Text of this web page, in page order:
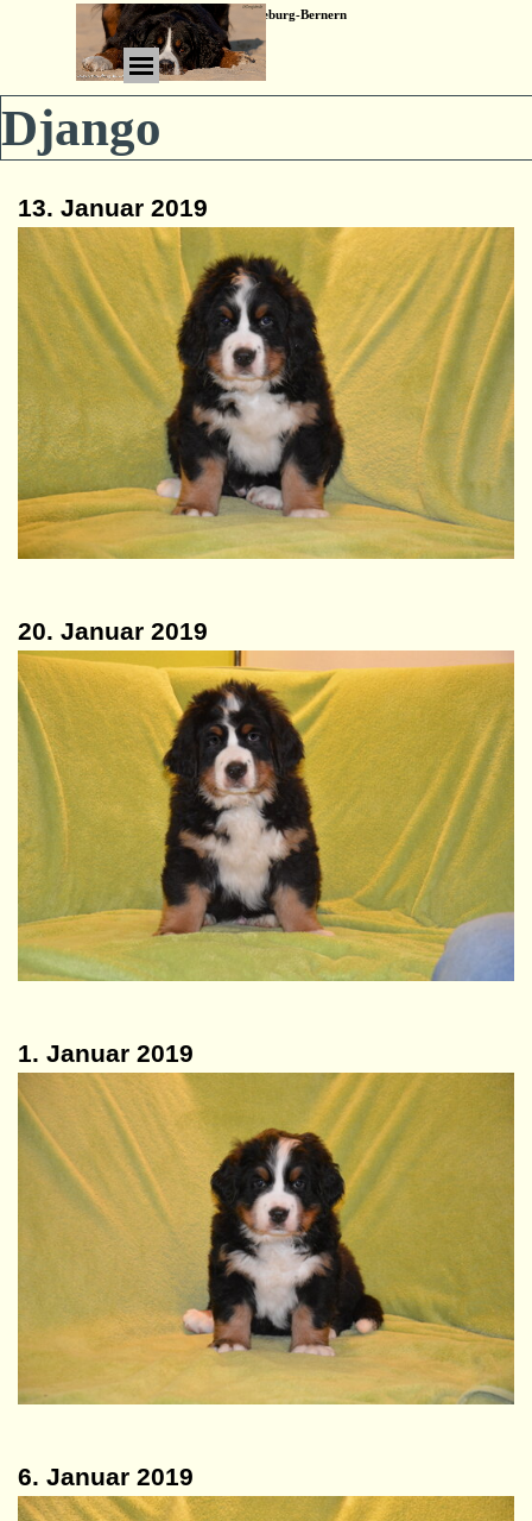
Direkt zum Seiteninhalt
Menü überspringen
Willkommen bei den Ertheneburg-Bernern
Django
13. Januar 2019
20. Januar 2019
1. Januar 2019
6. Januar 2019